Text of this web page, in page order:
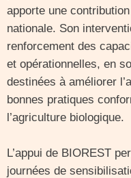
apporte une
nationale. Son
renforcement des
et opérationnelles, en
destinées à améliorer
bonnes pratiques
l’agriculture biologique.
L’appui de BIOREST
journées de